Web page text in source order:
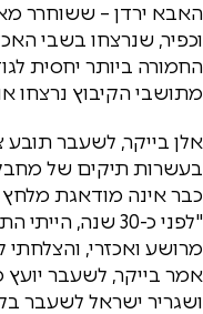
האבא ירדן – ששוחרר
וכפיר, שנרצחו בשבי
מתושבי הקיבוץ נרצחו
אלן בייקר, לשעבר
בעשרות תיקים של
כבר אינה מודאגת מלחץ
"לפני כ-30
מרושע ואכזרי,
אמר בייקר, לשעבר
ושגריר ישראל לשעבר